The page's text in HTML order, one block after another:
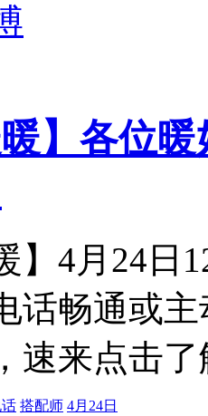
暖】各位
】4月24日
话畅通或主
速来点击
搭配师 4月24日